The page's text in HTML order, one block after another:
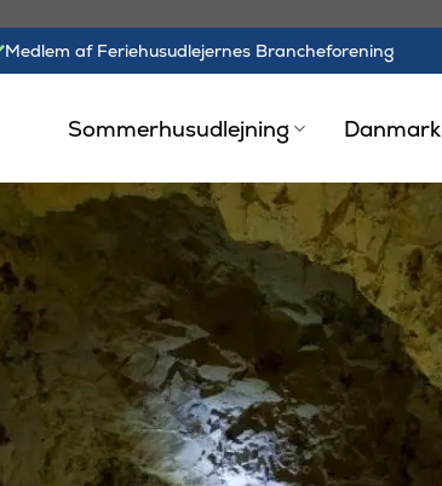
Medlem af Feriehusudlejernes Brancheforening
Sommerhusudlejning Danmark